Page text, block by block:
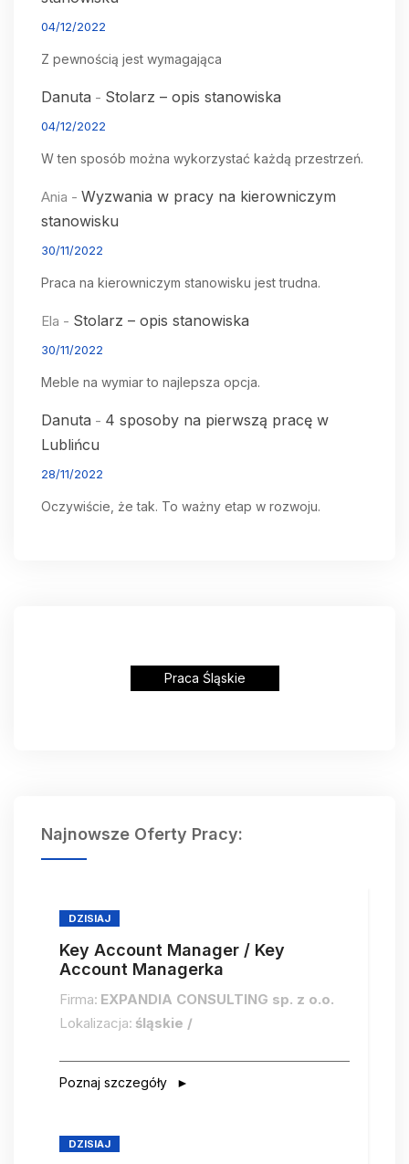
04/12/2022
Z pewnością jest wymagająca
Danuta - Stolarz – opis stanowiska
04/12/2022
W ten sposób można wykorzystać każdą przestrzeń.
Ania - Wyzwania w pracy na kierowniczym
stanowisku
30/11/2022
Praca na kierowniczym stanowisku jest trudna.
Ela - Stolarz – opis stanowiska
30/11/2022
Meble na wymiar to najlepsza opcja.
Danuta - 4 sposoby na pierwszą pracę w
Lublińcu
28/11/2022
Oczywiście, że tak. To ważny etap w rozwoju.
Praca Śląskie
Najnowsze Oferty Pracy:
DZISIAJ
Key Account Manager / Key
Account Managerka
Firma: EXPANDIA CONSULTING sp. z o.o.
Lokalizacja: śląskie /
Poznaj szczegóły
DZISIAJ